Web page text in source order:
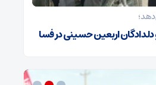
دلدادگان اربعین حسینی در فسا